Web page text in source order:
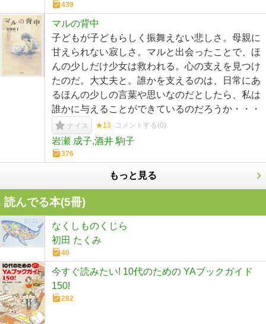
439
マルの背中
子どもが子どもらしく振舞えない悲しさ。母親に
甘えられない寂しさ。マルと出会ったことで、ほ
んの少しだけ少女は救われる。心の支えを見つけ
たのだ。大丈夫と。誰かを支えるのは、日常にあ
るほんの少しの言葉や思いなのだとしたら、私は
誰かに与えることができているのだろうか・・・
ナイス ★13 コメントする(0)
岩瀬 成子,酒井 駒子
376
もっと見る
読んでる本(5冊)
なくしものくじら
初田 たくみ
40
今すぐ読みたい! 10代のための YAブックガイド
150!
282